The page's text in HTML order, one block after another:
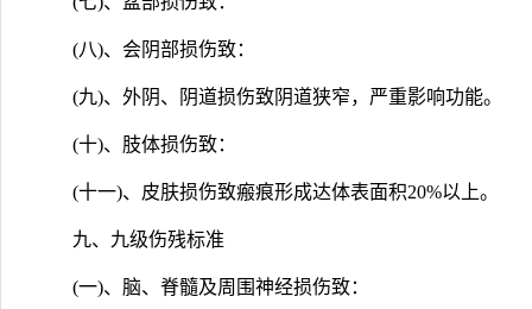
(八)、会阴部损伤致：
(九)、外阴、阴道损伤致阴道狭窄，严重影响功能。
(十)、肢体损伤致：
(十一)、皮肤损伤致瘢痕形成达体表面积20%以上。
九、九级伤残标准
(一)、脑、脊髓及周围神经损伤致：